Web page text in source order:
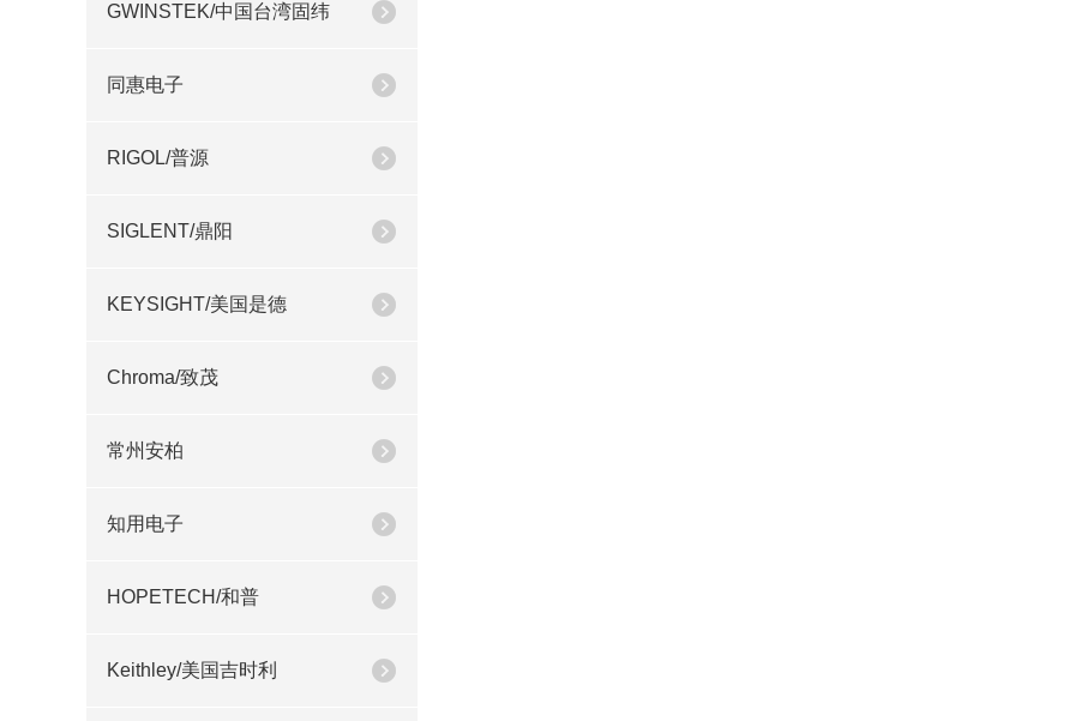
GWINSTEK/中国台湾固纬
同惠电子
RIGOL/普源
SIGLENT/鼎阳
KEYSIGHT/美国是德
Chroma/致茂
常州安柏
知用电子
HOPETECH/和普
Keithley/美国吉时利